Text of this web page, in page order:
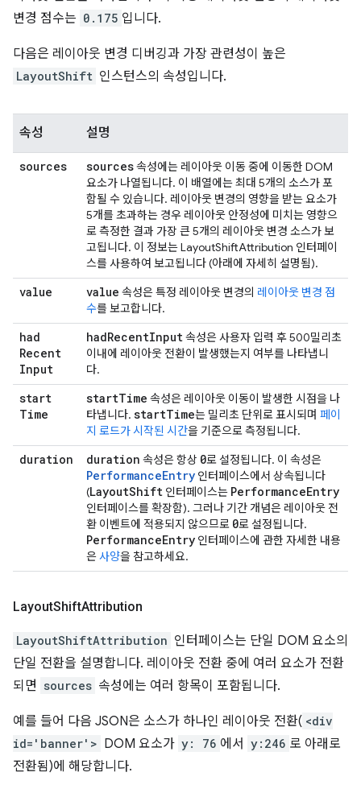
변경 점수는 0.175 입니다.
다음은 레이아웃 변경 디버깅과 가장 관련성이 높은
LayoutShift 인스턴스의 속성입니다.
속성 설명
sources sources속성에는 레이아웃 이동 중에 이동한 DOM
요소가 나열됩니다. 이 배열에는 최대 5개의 소스가 포
함될 수 있습니다. 레이아웃 변경의 영향을 받는 요소가
5개를 초과하는 경우 레이아웃 안정성에 미치는 영향으
로 측정한 결과 가장 큰 5개의 레이아웃 변경 소스가 보
고됩니다. 이 정보는 LayoutShiftAttribution 인터페이
스를 사용하여 보고됩니다 (아래에 자세히 설명됨).
value value 속성은 특정 레이아웃 변경의 레이아웃 변경 점
수를 보고합니다.
had
Recent
Input
hadRecentInput속성은 사용자 입력 후 500밀리초
이내에 레이아웃 전환이 발생했는지 여부를 나타냅니
다.
start
Time
startTime 속성은 레이아웃 이동이 발생한 시점을 나
타냅니다. startTime는 밀리초 단위로 표시되며 페이
지 로드가 시작된 시간을 기준으로 측정됩니다.
duration duration 속성은 항상 0로 설정됩니다. 이 속성은
PerformanceEntry 인터페이스에서 상속됩니다
(LayoutShift 인터페이스는 PerformanceEntry
인터페이스를 확장함). 그러나 기간 개념은 레이아웃 전
환 이벤트에 적용되지 않으므로 0로 설정됩니다.
PerformanceEntry 인터페이스에 관한 자세한 내용
은사양을 참고하세요.
LayoutShiftAttribution
LayoutShiftAttribution 인터페이스는 단일 DOM 요소의
단일 전환을 설명합니다. 레이아웃 전환 중에 여러 요소가 전환
되면 sources 속성에는 여러 항목이 포함됩니다.
예를 들어 다음 JSON은 소스가 하나인 레이아웃 전환( <div
id='banner'> DOM 요소가 y: 76 에서 y:246 로 아래로
전환됨)에 해당합니다.